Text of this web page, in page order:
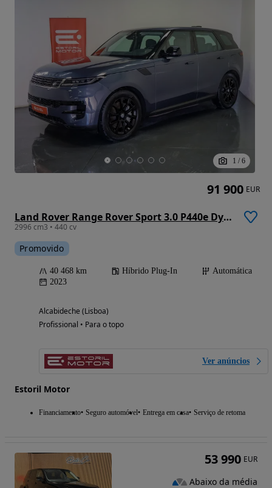
1 / 6
Land Rover Range Rover Sport 3.0 P440e Dynamic SE
2996 cm3 • 440 cv
Promovido
40 468 km Híbrido Plug-In
Automática
2023
Alcabideche (Lisboa)
Profissional • Para o topo
Ver anúncios
Estoril Motor
Financiamento Seguro automóvel Entrega em casa Serviço de retoma
91 900 EUR
53 990 EUR
Abaixo da média